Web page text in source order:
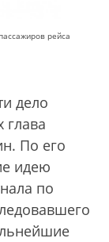
рейса
дело
глава
По его
идею
по